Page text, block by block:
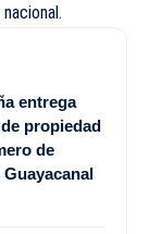
entrega
propiedad
de